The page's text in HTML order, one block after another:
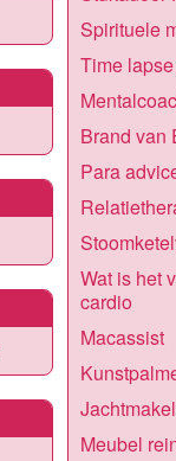
Spirituele
Time
Brand van
Para
Wat is het
cardio
Macassist
Meubel